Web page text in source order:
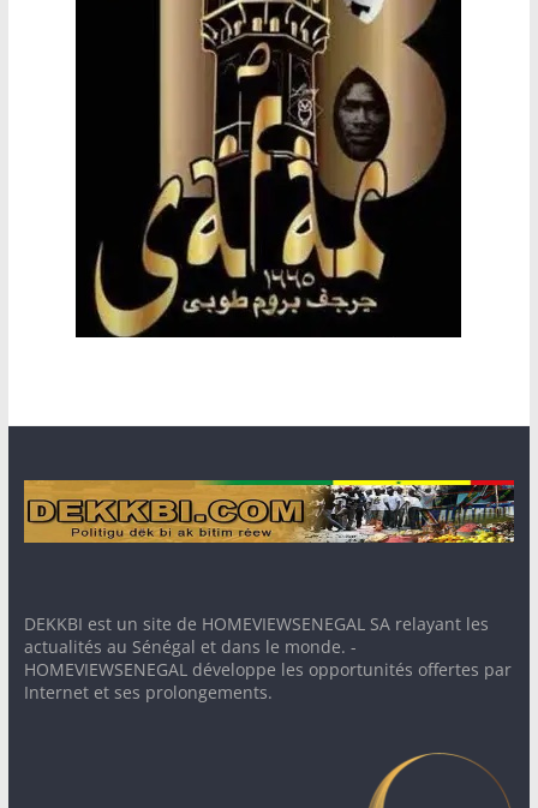
DEKKBI est un site de HOMEVIEWSENEGAL SA relayant les
actualités au Sénégal et dans le monde. -
HOMEVIEWSENEGAL développe les opportunités offertes par
Internet et ses prolongements.